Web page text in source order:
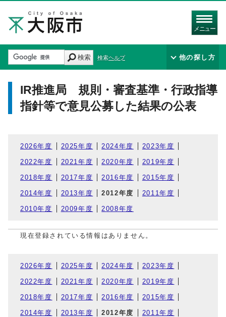
メニュー
検索 検索ヘルプ 他の探し方
IR推進局 規則・審査基準・行政指導
指針等で意見公募した結果の公表
2026年度 2025年度 2024年度 2023年度
2022年度 2021年度 2020年度 2019年度
2018年度 2017年度 2016年度 2015年度
2014年度 2013年度 2012年度 2011年度
2010年度 2009年度 2008年度
現在登録されている情報はありません。
2026年度 2025年度 2024年度 2023年度
2022年度 2021年度 2020年度 2019年度
2018年度 2017年度 2016年度 2015年度
2014年度 2013年度 2012年度 2011年度